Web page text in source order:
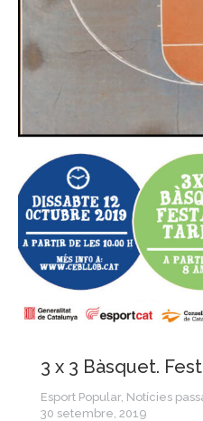
3 x 3 Bàsquet.
Esport Popular, Notícies
30 setembre, 2019